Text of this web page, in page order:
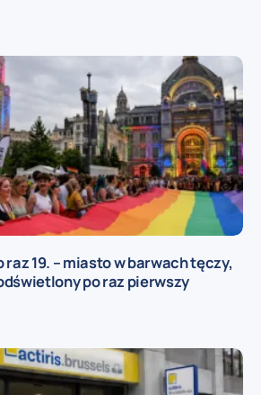
19. – miasto w barwach tęczy,
po raz pierwszy